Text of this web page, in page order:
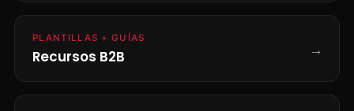
PLANTILLAS + GUÍAS
Recursos B2B →